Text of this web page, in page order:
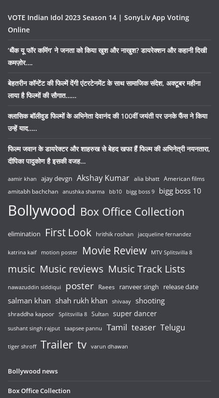
VOTE Indian Idol 2023 Season 14 | SonyLiv App Voting
Online
‘थैंक यू फॉर कमिंग’ ने जनता को किया खुश और नाखुश? डायरेक्शन और कहानी दिखी
कमज़ोर….
बेहतरीन कॉन्टेंट की फिल्में देंगी एंटरटेनमेंट के साथ सामाजिक संदेश, अक्टूबर महीना
लाया है फिल्मों की सौगात……
क्लासिक बॉलीवुड फिल्मों के अभिनेता देवानंद की 100वीं जयंती पर उनके फैंस ने किया
उन्हें याद…..
फिल्म जवान के डायरेक्टर और शाहरुख से बेहद खफा हैं फिल्म की अभिनेत्री नयनतारा,
दीपिका पादुकोण है इसकी वजह…
aamir khan ajay devgn Akshay Kumar alia bhatt American films
amitabh bachchan anushka sharma bb10 bigg boss 9 bigg boss 10
Bollywood Box Office Collection
elimination First Look hrithik roshan jacqueline fernandez
katrina kaif motion poster Movie Review MTV Splitsvilla 8
music Music reviews Music Track Lists
nawazuddin siddiqui poster Raees ranveer singh release date
salman khan shah rukh khan shivaay shooting
shraddha kapoor Splitsvilla 8 Sultan super dancer
sushant singh rajput taapsee pannu Tamil teaser Telugu
tiger shroff Trailer tv varun dhawan
Bollywood news
Box Office Collection